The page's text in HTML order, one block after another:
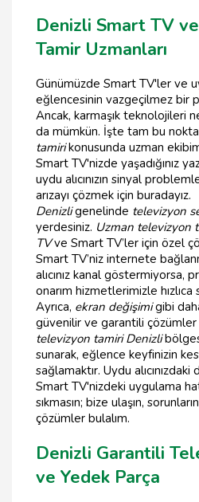
Denizli Smart TV ve
Tamir Uzmanları
Günümüzde Smart TV'ler ve
eğlencesinin vazgeçilmez bir
Ancak, karmaşık teknolojileri
da mümkün. İşte tam bu
tamirikonusunda uzman
Smart TV'nizde yaşadığınız
uydu alıcınızın sinyal
arızayı çözmek için buradayız.
Denizligenelinde televizyon
yerdesiniz. Uzman televizyon
TVve Smart TV’ler için özel
Smart TV’niz internete
alıcınız kanal göstermiyorsa,
onarım hizmetlerimizle
Ayrıca, ekran değişimigibi
güvenilir ve garantili çözümler
televizyon tamiri Denizli
sunarak, eğlence keyfinizin
sağlamaktır. Uydu
Smart TV'nizdeki uygulama
sıkmasın; bize ulaşın,
çözümler bulalım.
Denizli Garantili
ve Yedek Parça